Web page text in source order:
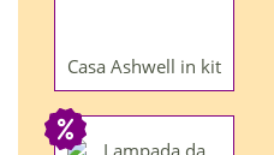
Casa Ashwell in kit